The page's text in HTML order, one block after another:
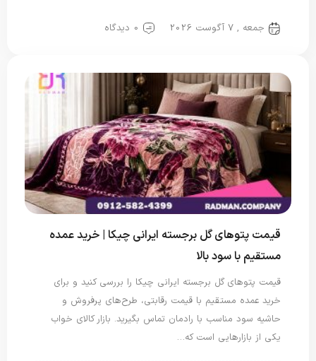
جمعه , 7 آگوست 2026 0 دیدگاه
قیمت پتوهای گل برجسته ایرانی چیکا | خرید عمده
مستقیم با سود بالا
قیمت پتوهای گل برجسته ایرانی چیکا را بررسی کنید و برای
خرید عمده مستقیم با قیمت رقابتی، طرح‌های پرفروش و
حاشیه سود مناسب با رادمان تماس بگیرید. بازار کالای خواب
یکی از بازارهایی است که…